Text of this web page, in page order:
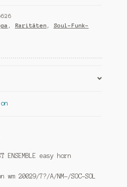
, Raritäten , Soul-Funk-
ENSEMBLE easy horn
20029/7?/A/NM-/SOC-SOL